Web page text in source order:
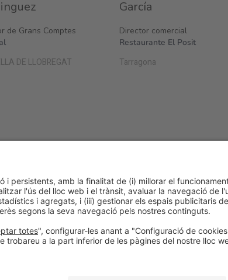
de Grans Comptes
DE LLOBREGAT
García
Director comercial
Restaurante El Posit
Tarragona